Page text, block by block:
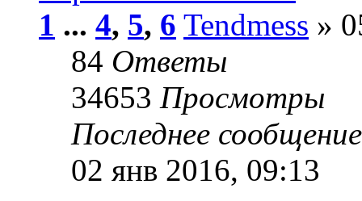
1 ... 4, 5, 6 Tendmess »
84 Ответы
34653 Просмотры
Последнее
02 янв 2016, 09:13